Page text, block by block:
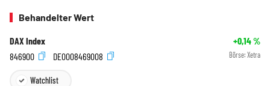
Behandelter Wert
DAX Index +0,14%
846900
DE0008469008 Börse: Xetra
Watchlist